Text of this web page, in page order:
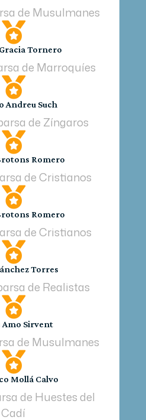
de Musulmanes

Tornero
de Marroquíes

Andreu Such
de Zíngaros

Romero
de Cristianos

Romero
de Cristianos

Torres
de Realistas

Amo Sirvent
de Musulmanes

Mollá Calvo
de Huestes del
Cadí